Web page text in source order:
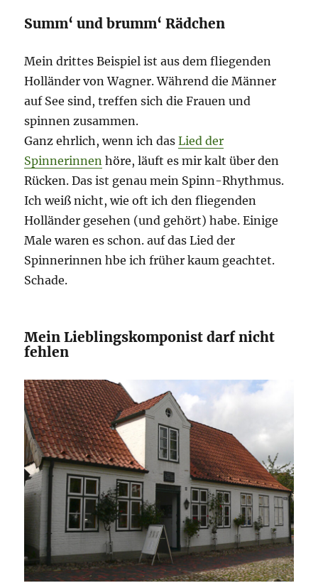
Summ‘ und brumm‘ Rädchen
Mein drittes Beispiel ist aus dem fliegenden
Holländer von Wagner. Während die Männer
auf See sind, treffen sich die Frauen und
spinnen zusammen.
Ganz ehrlich, wenn ich dasLied der
Spinnerinnen höre, läuft es mir kalt über den
Rücken. Das ist genau mein Spinn-Rhythmus.
Ich weiß nicht, wie oft ich den fliegenden
Holländer gesehen (und gehört) habe. Einige
Male waren es schon. auf das Lied der
Spinnerinnen hbe ich früher kaum geachtet.
Schade.
Mein Lieblingskomponist darf nicht
fehlen